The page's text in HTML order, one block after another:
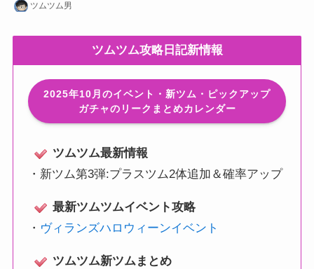
ツムツム男
ツムツム攻略日記新情報
2025年10月のイベント・新ツム・ピックアップ
ガチャのリークまとめカレンダー
ツムツム最新情報
・ 新ツム第3弾:プラスツム2体追加＆確率アップ
最新ツムツムイベント攻略
・ ヴィランズハロウィーンイベント
ツムツム新ツムまとめ